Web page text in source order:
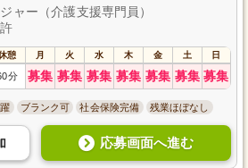
ャー（介護支援専門員）
憩 月 火 水 木 金 土 日
分 募集 募集 募集 募集 募集 募集 募集
ブランク可 社会保険完備 残業ほぼなし
応募画面へ進む